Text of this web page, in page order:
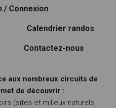
/ Connexion
Calendrier randos
Contactez-nous
aux nombreux circuits de
de découvrir :
(sites et milieux naturels,